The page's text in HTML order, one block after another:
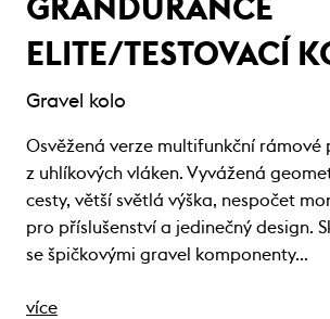
GRANDURANCE
ELITE/TESTOVACÍ
Gravel kolo
Osvěžená verze multifunkční
z uhlíkových vláken. Vyvážená
cesty, větší světlá výška, nespočet
pro příslušenství a jedinečný design.
se špičkovými gravel komponenty…
více